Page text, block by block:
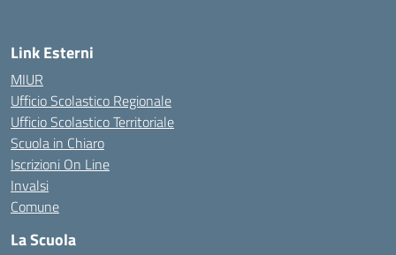
Link Esterni
MIUR
Ufficio Scolastico Regionale
Ufficio Scolastico Territoriale
Scuola in Chiaro
Iscrizioni On Line
Invalsi
Comune
La Scuola